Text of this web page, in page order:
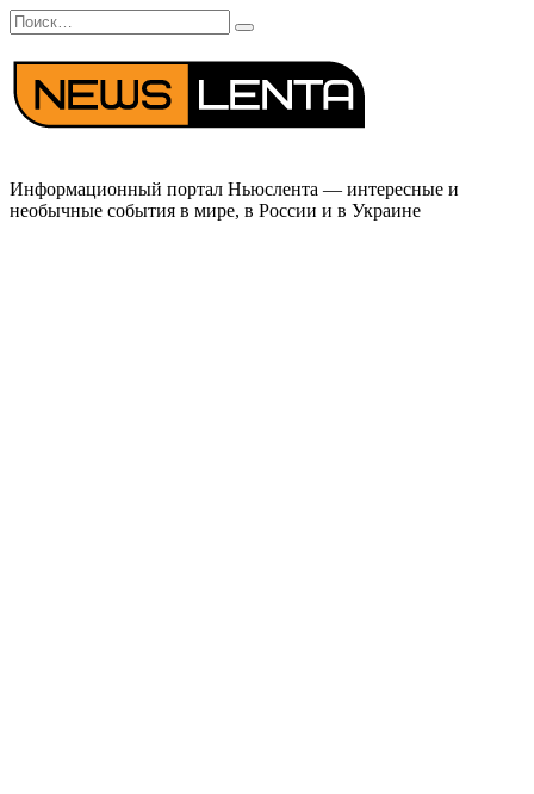
Перейти
к
содержанию
Search
for:
Информационный портал Ньюслента — интересные и
необычные события в мире, в России и в Украине